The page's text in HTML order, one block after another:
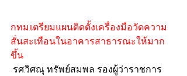
กทม.เตรียมแผนติดตั้งเครื่องมือวัดความ
สั่นสะเทือนในอาคารสาธารณะให้มาก
ขึ้น